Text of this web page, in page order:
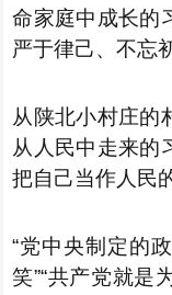
命家庭中成长的
严于律己、不忘
从陕北小村庄的
从人民中走来的
把自己当作人民
“党中央制定的
笑”“共产党就是